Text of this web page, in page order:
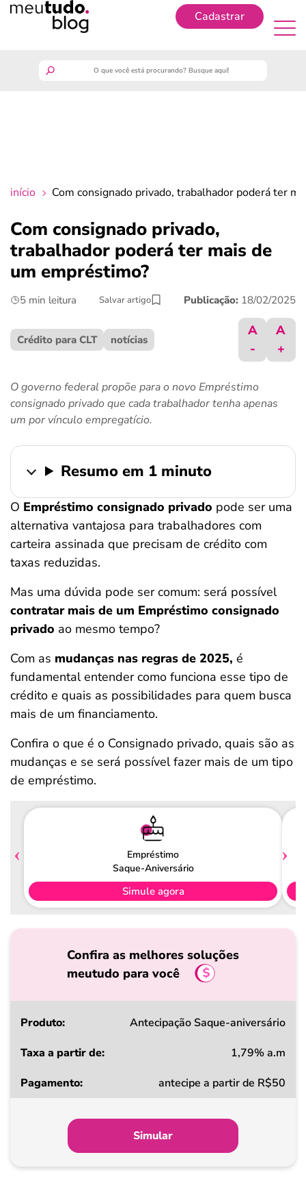
Cadastrar
crédito fácil
últimas notícias
início Com consignado privado, trabalhador poderá ter
Com consignado privado,
trabalhador poderá ter mais de
um empréstimo?
5 min leitura Salvar artigo Publicação: 18/02/2025
Crédito para CLT notícias
A
-
A
+
O governo federal propõe para o novo Empréstimo
consignado privado que cada trabalhador tenha apenas
um por vínculo empregatício.
Resumo em 1 minuto
O Empréstimo consignado privado pode ser uma
alternativa vantajosa para trabalhadores com
carteira assinada que precisam de crédito com
taxas reduzidas.
Mas uma dúvida pode ser comum: será possível
contratar mais de um Empréstimo consignado
privado ao mesmo tempo?
Com as mudanças nas regras de 2025, é
fundamental entender como funciona esse tipo de
crédito e quais as possibilidades para quem busca
mais de um financiamento.
Confira o que é o Consignado privado, quais são as
mudanças e se será possível fazer mais de um tipo
de empréstimo.
Empréstimo
Saque-Aniversário
Simule agora
Confira as melhores soluções
meutudo para você
Produto
a
Pagamento
Antecipação Saque-aniversário
1,79% a.m
antecipe a partir de R$50
Simular